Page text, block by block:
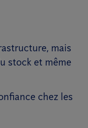
mais
stock et même
chez les